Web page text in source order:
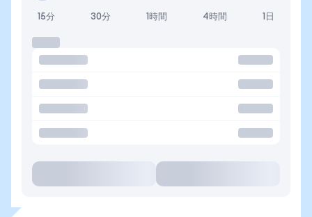
15分 30分 1時間 4時間 1日